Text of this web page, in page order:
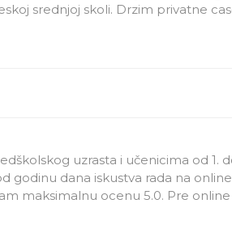
srednjoj skoli. Drzim privatne
i IB ispite. Casovi su strukturisani i
na speaking, writing, reading,
uzrasta i učenicima od 1.
godinu dana iskustva rada na online
maksimalnu ocenu 5.0. Pre online
pomoglo da steknem bogato
i nivoa znanja. U radu koristim